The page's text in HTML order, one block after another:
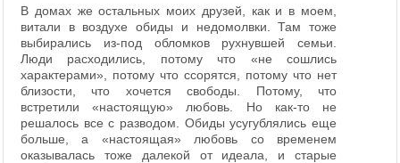
В домах же остальных моих друзей, как и в моем,
витали в воздухе обиды и недомолвки. Там тоже
выбирались из-под обломков рухнувшей семьи.
Люди расходились, потому что «не сошлись
характерами», потому что ссорятся, потому что нет
близости, что хочется свободы. Потому, что
встретили «настоящую» любовь. Но как-то не
решалось все с разводом. Обиды усугублялись еще
больше, а «настоящая» любовь со временем
оказывалась тоже далекой от идеала, и старые